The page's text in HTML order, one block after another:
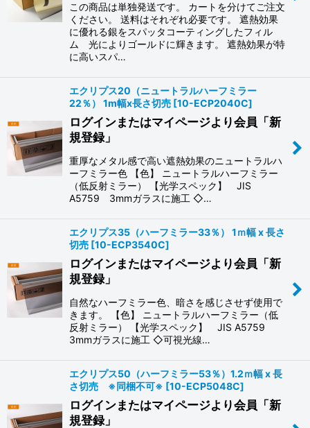
この商品は単独発送です。 カートを分けてご注文
ください。 送料はそれぞれ必要です。 遮熱効果
に優れる銀をスパッタコーティングしたフィル
ム 光によりゴールドに輝きます。 遮熱効果が特
に高いスパ…
エクリプス20（ニュートラルハーフミラー
22％） 1m幅x長さ切売 [10-ECP2040C]
ログインまたはマイページより会員「新
規登録」
重厚なメタル感で高い遮熱効果のニュートラルハ
ーフミラー色 【色】 ニュートラルハーフミラー
（低反射ミラー） 【光学スペック】 JIS
A5759 3mmガラスに施工 ◇…
エクリプス35（ハーフミラー33％） 1ｍ幅 x 長さ
切売 [10-ECP3540C]
ログインまたはマイページより会員「新
規登録」
自然なハーフミラー色、暗さを感じさせず使用で
きます。 【色】 ニュートラルハーフミラー（低
反射ミラー） 【光学スペック】 JIS A5759
3mmガラスに施工 ◇可視光線…
エクリプス50（ハーフミラー53％）1.2ｍ幅 x 長
さ切売 ※同梱不可※ [10-ECP5048C]
ログインまたはマイページより会員「新
規登録」